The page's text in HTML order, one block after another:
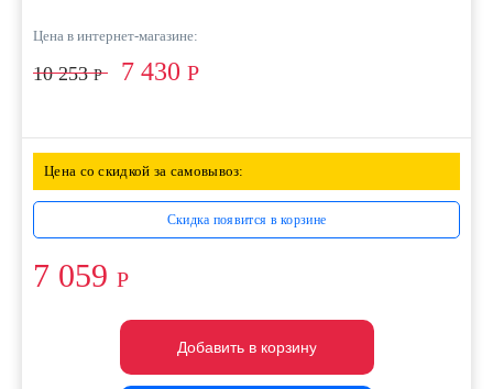
Цена в интернет-магазине:
10 253Р 7 430 Р
Цена со скидкой за самовывоз:
Скидка появится в корзине
7 059 Р
Добавить в корзину
Добавить в корзину
Добавить в корзину